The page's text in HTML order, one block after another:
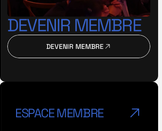
DEVENIR MEMBRE
DEVENIR MEMBRE
ESPACE MEMBRE